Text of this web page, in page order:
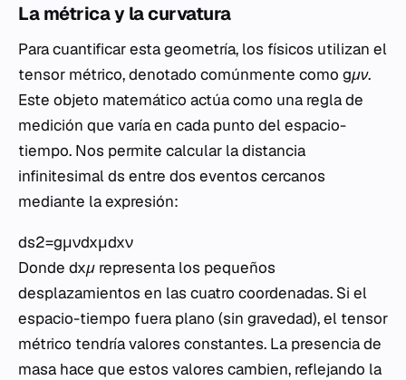
La métrica y la curvatura
Para cuantificar esta geometría, los físicos utilizan el
tensor métrico, denotado comúnmente como gμν.
Este objeto matemático actúa como una regla de
medición que varía en cada punto del espacio-
tiempo. Nos permite calcular la distancia
infinitesimalds entre dos eventos cercanos
mediante la expresión:
ds2=gμν​dxμdxν
Donde dxμ representa los pequeños
desplazamientos en las cuatro coordenadas. Si el
espacio-tiempo fuera plano (sin gravedad), el tensor
métrico tendría valores constantes. La presencia de
masa hace que estos valores cambien, reflejando la